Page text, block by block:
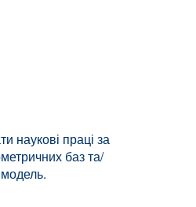
наукові праці за
баз та/